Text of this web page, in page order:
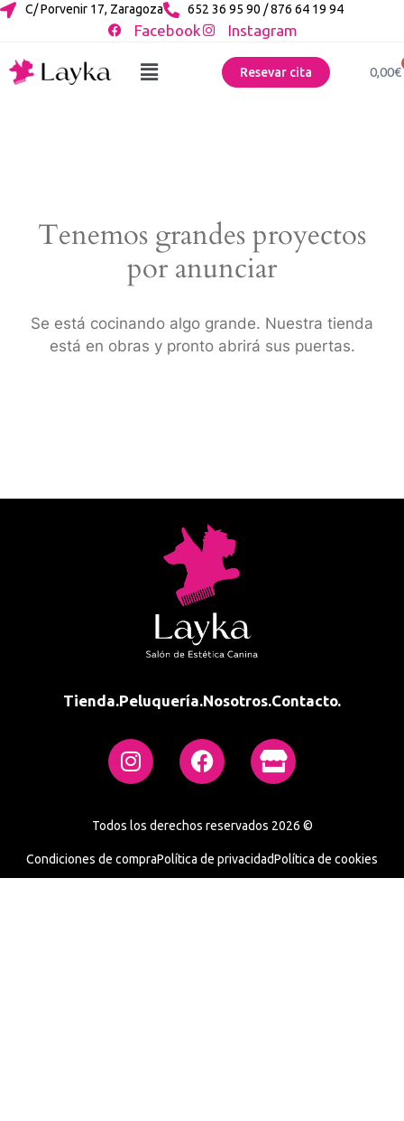
C/ Porvenir 17, Zaragoza 652 36 95 90 / 876 64 19 94
Facebook Instagram
Resevar cita 0,00€
Tenemos grandes proyectos
por anunciar
Se está cocinando algo grande. Nuestra tienda
está en obras y pronto abrirá sus puertas.
Tienda.Peluquería.Nosotros.Contacto.
Todos los derechos reservados 2026 ©
Condiciones de compraPolítica de privacidadPolítica de cookies